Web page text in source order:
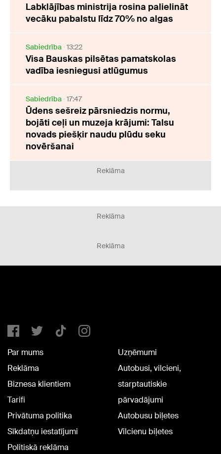
Labklājības ministrija rosina palielināt
vecāku pabalstu līdz 70% no algas
Sabiedrība 13:22
Visa Bauskas pilsētas pamatskolas
vadība iesniegusi atlūgumus
Sabiedrība 17:47
Ūdens sešreiz pārsniedzis normu,
bojāti ceļi un muzeja krājumi: Talsu
novads piešķir naudu plūdu seku
novēršanai
Reklāma
Reklāma
Reklāma
Par mums
Reklāma
Biznesa klientiem
Tarifi
Privātuma politika
Sīkdatņu iestatījumi
Politiskā reklāma
Uzņēmumi
Autobusi, vilcieni,
starptautiskie
pārvadājumi
Autobusu biļetes
Vilcienu biļetes